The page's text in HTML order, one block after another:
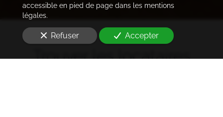
Trouver les locataires
accessible en pied de page dans les mentions
légales.
Refuser Accepter